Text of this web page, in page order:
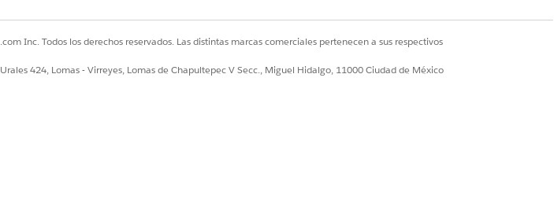
Sí No
Inc. Todos los derechos reservados. Las distintas marcas comerciales pertenecen a sus respectivos
424, Lomas - Virreyes, Lomas de Chapultepec V Secc., Miguel Hidalgo, 11000 Ciudad de México